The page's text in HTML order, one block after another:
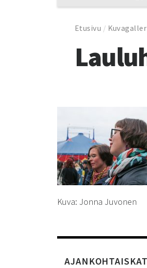
Etusivu /
Kuva: Jonna Juvonen